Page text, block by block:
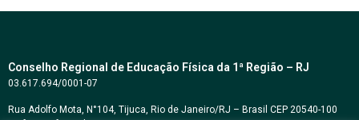
Conselho Regional de Educação Física da 1ª Região – RJ
03.617.694/0001-07
Rua Adolfo Mota, N°104, Tijuca, Rio de Janeiro/RJ – Brasil CEP 20540-100